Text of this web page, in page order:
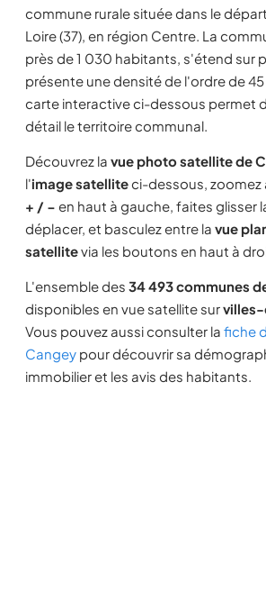
commune rurale située dans le
Loire (37), en région Centre. La
près de 1 030 habitants, s'étend sur
présente une densité de l'ordre de 45
carte interactive ci-dessous permet
détail le territoire communal.
Découvrez la vue photo satellite de
l'image satelliteci-dessous, zoomez
+ / − en haut à gauche, faites glisser
déplacer, et basculez entre la vue
satellitevia les boutons en haut à
L'ensemble des 34 493 communes
disponibles en vue satellite sur
Vous pouvez aussi consulter la fiche
Cangey pour découvrir sa
immobilier et les avis des habitants.